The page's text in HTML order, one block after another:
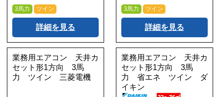
3馬力 ツイン
詳細を見る
3馬力 ツイン
詳細を見る
業務用エアコン 天井カ
セット形1方向 3馬
力 ツイン 三菱電機
業務用エアコン 天井カ
セット形1方向 3馬
力 省エネ ツイン ダ
イキン